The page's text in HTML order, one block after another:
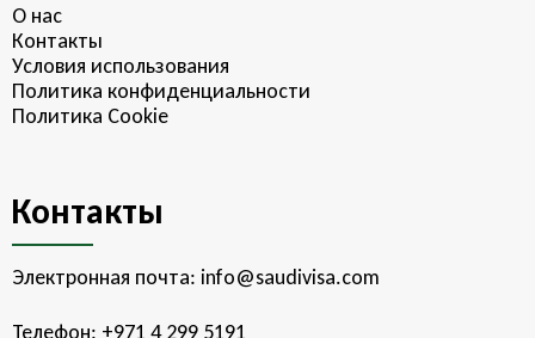
О нас
Контакты
Условия использования
Политика конфиденциальности
Политика Cookie
Контакты
Электронная почта: info@saudivisa.com
Телефон: +971 4 299 5191